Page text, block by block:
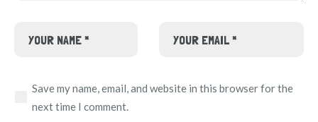
Save my name, email, and website in this browser for the
next time I comment.